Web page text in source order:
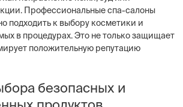
Профессиональные спа-салоны
подходить к выбору косметики и
в процедурах. Это не только защищает
положительную репутацию
безопасных и